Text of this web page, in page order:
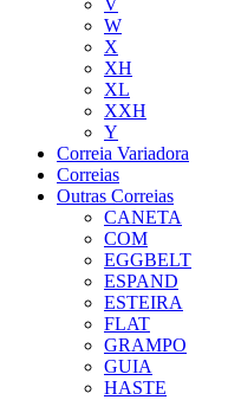
V
W
X
XH
XL
XXH
Y
Correia Variadora
Correias
Outras Correias
CANETA
COM
EGGBELT
ESPAND
ESTEIRA
FLAT
GRAMPO
GUIA
HASTE